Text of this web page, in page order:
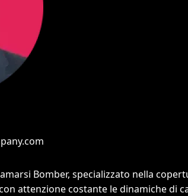
Bomber, specializzato nella
attenzione costante le dinamiche di